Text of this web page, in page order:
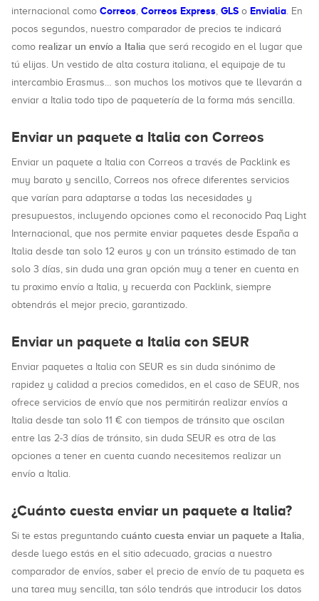
internacional como Correos, Correos Express, GLS o Envialia. En
pocos segundos, nuestro comparador de precios te indicará
como realizar un envío a Italia que será recogido en el lugar que
tú elijas. Un vestido de alta costura italiana, el equipaje de tu
intercambio Erasmus… son muchos los motivos que te llevarán a
enviar a Italia todo tipo de paquetería de la forma más sencilla.
Enviar un paquete a Italia con Correos
Enviar un paquete a Italia con Correos a través de Packlink es
muy barato y sencillo, Correos nos ofrece diferentes servicios
que varían para adaptarse a todas las necesidades y
presupuestos, incluyendo opciones como el reconocido Paq Light
Internacional, que nos permite enviar paquetes desde España a
Italia desde tan solo 12 euros y con un tránsito estimado de tan
solo 3 días, sin duda una gran opción muy a tener en cuenta en
tu proximo envío a Italia, y recuerda con Packlink, siempre
obtendrás el mejor precio, garantizado.
Enviar un paquete a Italia con SEUR
Enviar paquetes a Italia con SEUR es sin duda sinónimo de
rapidez y calidad a precios comedidos, en el caso de SEUR, nos
ofrece servicios de envío que nos permitirán realizar envíos a
Italia desde tan solo 11 € con tiempos de tránsito que oscilan
entre las 2-3 días de tránsito, sin duda SEUR es otra de las
opciones a tener en cuenta cuando necesitemos realizar un
envío a Italia.
¿Cuánto cuesta enviar un paquete a Italia?
Si te estas preguntando cuánto cuesta enviar un paquete a Italia,
desde luego estás en el sitio adecuado, gracias a nuestro
comparador de envíos, saber el precio de envío de tu paqueta es
una tarea muy sencilla, tan sólo tendrás que introducir los datos